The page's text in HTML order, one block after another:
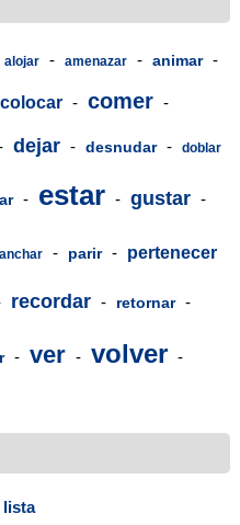
alojar - amenazar - animar -
colocar - comer -
dejar - desnudar - doblar
- estar - gustar -
- parir - pertenecer
recordar - retornar -
- ver - volver -
lista